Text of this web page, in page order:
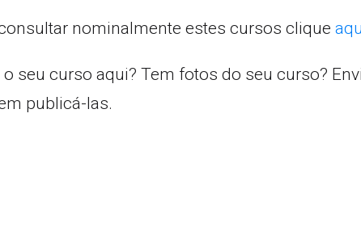
nominalmente estes cursos clique
seu curso aqui? Tem fotos do seu curso?
publicá-las.